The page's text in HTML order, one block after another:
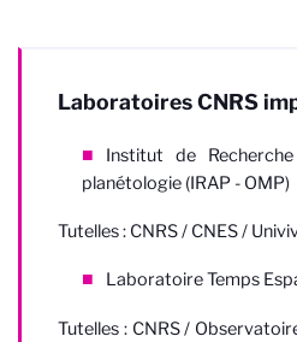
Laboratoires CNRS
Institut de
planétologie (IRAP - OMP)
Tutelles : CNRS / CNES /
Laboratoire Temps
Tutelles : CNRS /